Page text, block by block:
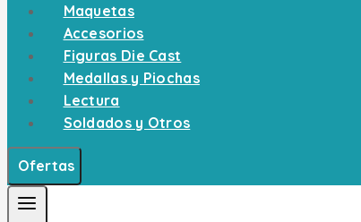
Maquetas
Accesorios
Figuras Die Cast
Medallas y Piochas
Lectura
Soldados y Otros
Ofertas